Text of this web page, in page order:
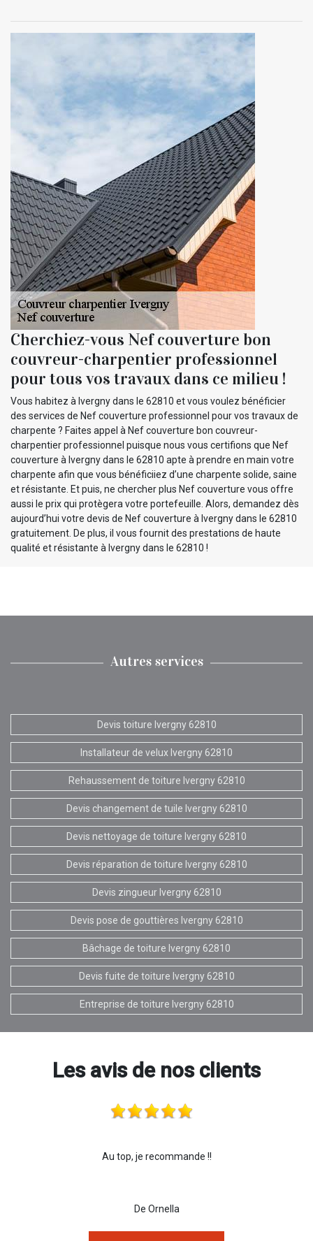
Cherchiez-vous Nef couverture bon
couvreur-charpentier professionnel
pour tous vos travaux dans ce milieu !
Vous habitez à Ivergny dans le 62810 et vous voulez bénéficier
des services de Nef couverture professionnel pour vos travaux de
charpente ? Faites appel à Nef couverture bon couvreur-
charpentier professionnel puisque nous vous certifions que Nef
couverture à Ivergny dans le 62810 apte à prendre en main votre
charpente afin que vous bénéficiiez d’une charpente solide, saine
et résistante. Et puis, ne chercher plus Nef couverture vous offre
aussi le prix qui protègera votre portefeuille. Alors, demandez dès
aujourd’hui votre devis de Nef couverture à Ivergny dans le 62810
gratuitement. De plus, il vous fournit des prestations de haute
qualité et résistante à Ivergny dans le 62810 !
Autres services
Devis toiture Ivergny 62810
Installateur de velux Ivergny 62810
Rehaussement de toiture Ivergny 62810
Devis changement de tuile Ivergny 62810
Devis nettoyage de toiture Ivergny 62810
Devis réparation de toiture Ivergny 62810
Devis zingueur Ivergny 62810
Devis pose de gouttières Ivergny 62810
Bâchage de toiture Ivergny 62810
Devis fuite de toiture Ivergny 62810
Entreprise de toiture Ivergny 62810
Les avis de nos clients
Au top, je recommande !!
De Ornella